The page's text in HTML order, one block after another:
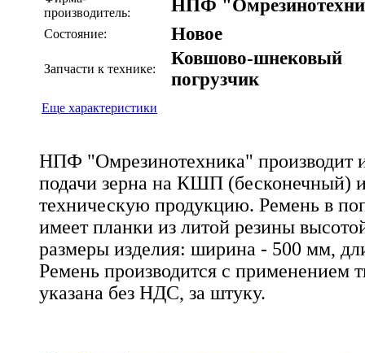
производитель:
НПФ
Состояние: Новое
Запчасти к технике:
Ковшово-шнековый
погрузчик
Еще характеристики
НПФ "Омрезинотехника" производит
подачи зерна на КШП (бесконечный)
техническую продукцию. Ремень в
имеет планки из литой резины
размеры изделия: ширина - 500 мм,
Ремень производится с применением
указана без НДС, за штуку.